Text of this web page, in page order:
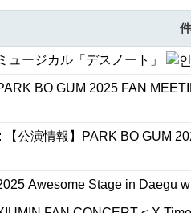
ュージカル「デスノート」
BO GUM 2025 FAN
【公演情報】PARK BO GUM
Awesome Stage in Daegu